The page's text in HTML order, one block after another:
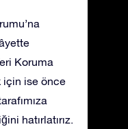
Koruma
için ise önce
hatırlatırız.